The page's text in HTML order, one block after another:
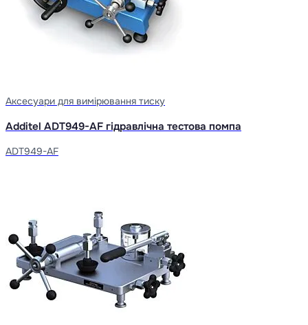
Аксесуари для вимірювання тиску
Additel ADT949-AF гідравлічна тестова помпа
ADT949-AF